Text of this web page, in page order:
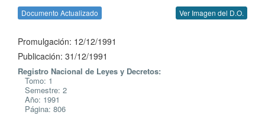
Documento Actualizado Ver Imagen del D.O.
Promulgación: 12/12/1991
Publicación: 31/12/1991
Registro Nacional de Leyes y Decretos:
Tomo: 1
Semestre: 2
Año: 1991
Página: 806